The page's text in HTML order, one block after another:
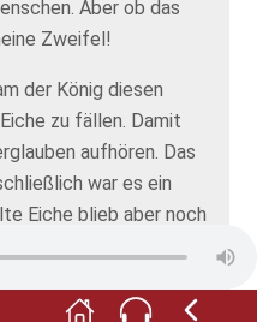
Aber ob das
Zweifel!
der König diesen
zu fällen. Damit
aufhören. Das
war es ein
Eiche blieb aber noch
traute, den
heilen kann! Oder am